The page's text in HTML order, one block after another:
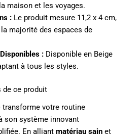
maison et les voyages.
:Le produit mesure 11,2 x 4 cm,
majorité des espaces de
:Disponible en Beige
à tous les styles.
de ce produit
transforme votre routine
son système innovant
En alliant matériau sain et